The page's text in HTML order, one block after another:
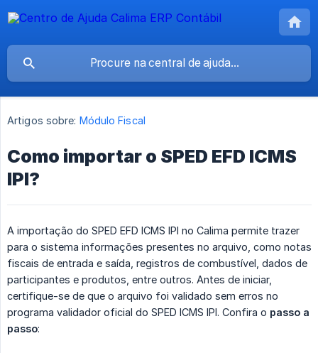
Artigos sobre: Módulo Fiscal
Como importar o SPED EFD ICMS
IPI?
A importação do SPED EFD ICMS IPI no Calima permite trazer
para o sistema informações presentes no arquivo, como notas
fiscais de entrada e saída, registros de combustível, dados de
participantes e produtos, entre outros. Antes de iniciar,
certifique-se de que o arquivo foi validado sem erros no
programa validador oficial do SPED ICMS IPI. Confira o passo a
passo: